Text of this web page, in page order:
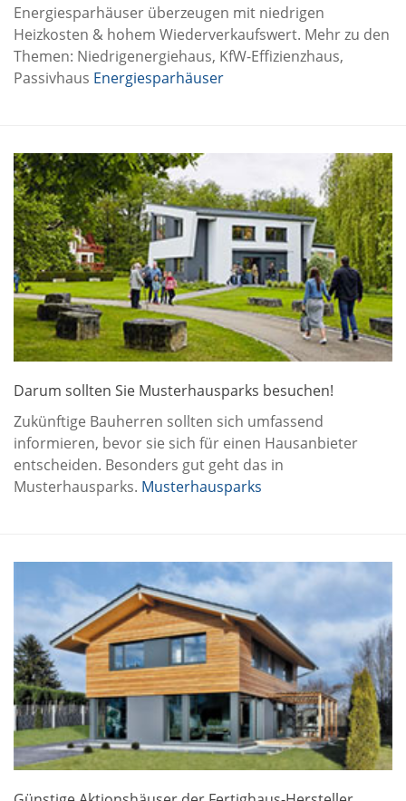
Energiesparhäuser überzeugen mit niedrigen
Heizkosten & hohem Wiederverkaufswert. Mehr zu den
Themen: Niedrigenergiehaus, KfW-Effizienzhaus,
Passivhaus Energiesparhäuser
Darum sollten Sie Musterhausparks besuchen!
Zukünftige Bauherren sollten sich umfassend
informieren, bevor sie sich für einen Hausanbieter
entscheiden. Besonders gut geht das in
Musterhausparks. Musterhausparks